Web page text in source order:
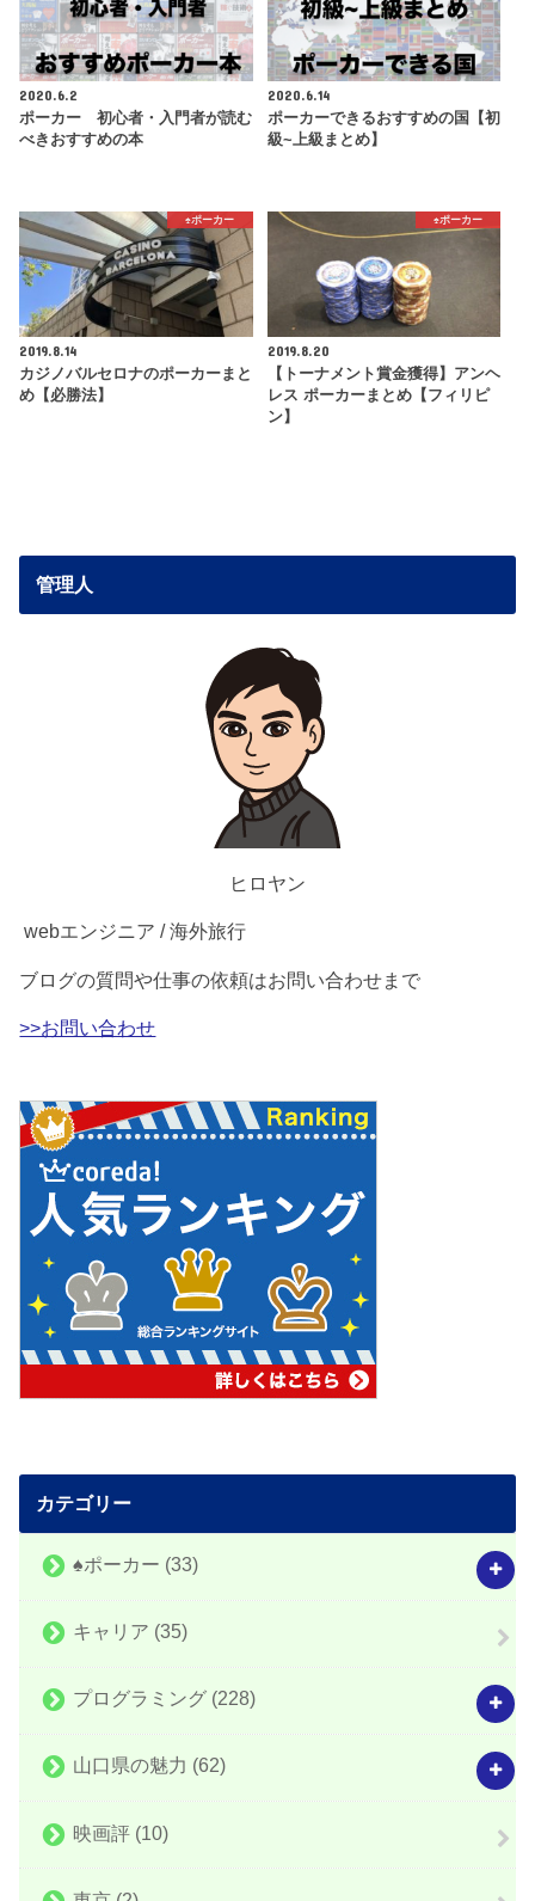
2020.6.2
ポーカー 初心者・入門者が読む
べきおすすめの本
2020.6.14
ポーカーできるおすすめの国【初
級~上級まとめ】
♠️ポーカー
2019.8.14
カジノバルセロナのポーカーまと
め【必勝法】
♠️ポーカー
2019.8.20
【トーナメント賞金獲得】アンヘ
レス ポーカーまとめ【フィリピ
ン】
管理人
ヒロヤン
webエンジニア / 海外旅行
ブログの質問や仕事の依頼はお問い合わせまで
>>お問い合わせ
カテゴリー
♠️ポーカー (33)
キャリア (35)
プログラミング (228)
山口県の魅力 (62)
映画評 (10)